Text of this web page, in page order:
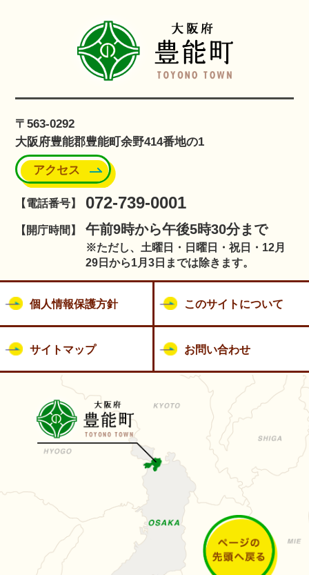
〒563-0292
大阪府豊能郡豊能町余野414番地の1
アクセス
【電話番号】 072-739-0001
【開庁時間】 午前9時から午後5時30分まで
※ただし、土曜日・日曜日・祝日・12月
29日から1月3日までは除きます。
個人情報保護方針 このサイトについて
サイトマップ お問い合わせ